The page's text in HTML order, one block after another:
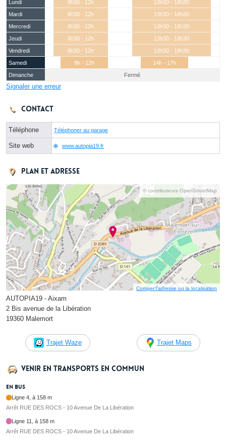
Lundi 8h30 - 12h
13h30 - 18h30
Mardi
8h30 - 12h
13h30 - 18h30
Mercredi
8h30 - 12h
13h30 - 18h30
Jeudi
8h30 - 12h
13h30 - 18h30
Vendredi
8h30 - 12h
13h30 - 18h30
Samedi
9h - 12h
14h - 17h
Dimanche
Fermé
Signaler une erreur
Contact
Téléphone Téléphoner au garage
Site web www.autopia19.fr
Plan et adresse
© contributeurs OpenStreetMap
Corriger l’adresse ou la localisation
AUTOPIA19 - Aixam
2 Bis avenue de la Libération
19360 Malemort
Trajet Waze Trajet Maps
Venir en transports en commun
En bus
Ligne 4, à 158 m
Arrêt RUE DES ROCS - 10 Avenue De La Libération
Ligne 11, à 158 m
Arrêt RUE DES ROCS - 10 Avenue De La Libération